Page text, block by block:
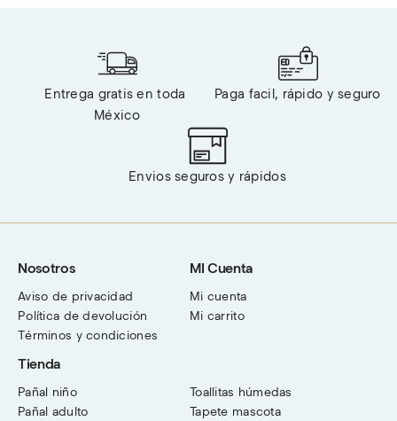
Entrega gratis en toda
México
Paga facil, rápido y seguro
Envios seguros y rápidos
Nosotros
Aviso de privacidad
Política de devolución
Términos y condiciones
MI Cuenta
Mi cuenta
Mi carrito
Tienda
Pañal niño
Pañal adulto
Toallitas húmedas
Tapete mascota